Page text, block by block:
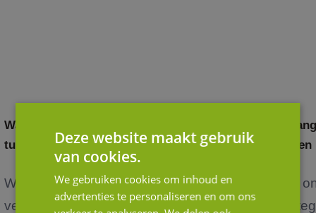
Waardering door andere ogen: het verschil
tussen strategische en financiële kopers
Wanneer je als ondernemer nadenkt over de
verko...
in
Het
Deze website maakt gebruik
van cookies.
We gebruiken cookies om inhoud en
advertenties te personaliseren en om ons